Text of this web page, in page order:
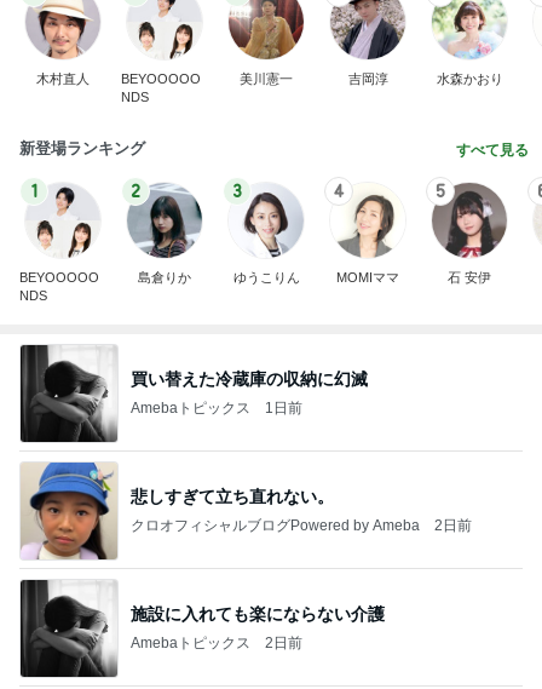
木村直人
BEYOOOOO
NDS
美川憲一 吉岡淳 水森かおり
新登場ランキング すべて見る
1
BEYOOOOO
NDS
2
島倉りか
3
ゆうこりん
4
MOMIママ
5
石 安伊
買い替えた冷蔵庫の収納に幻滅
Amebaトピックス 1日前
悲しすぎて立ち直れない。
クロオフィシャルブログPowered by Ameba 2日前
施設に入れても楽にならない介護
Amebaトピックス 2日前